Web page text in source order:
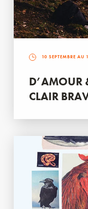
10 SEPTEMBRE AU
D’AMOUR
CLAIR